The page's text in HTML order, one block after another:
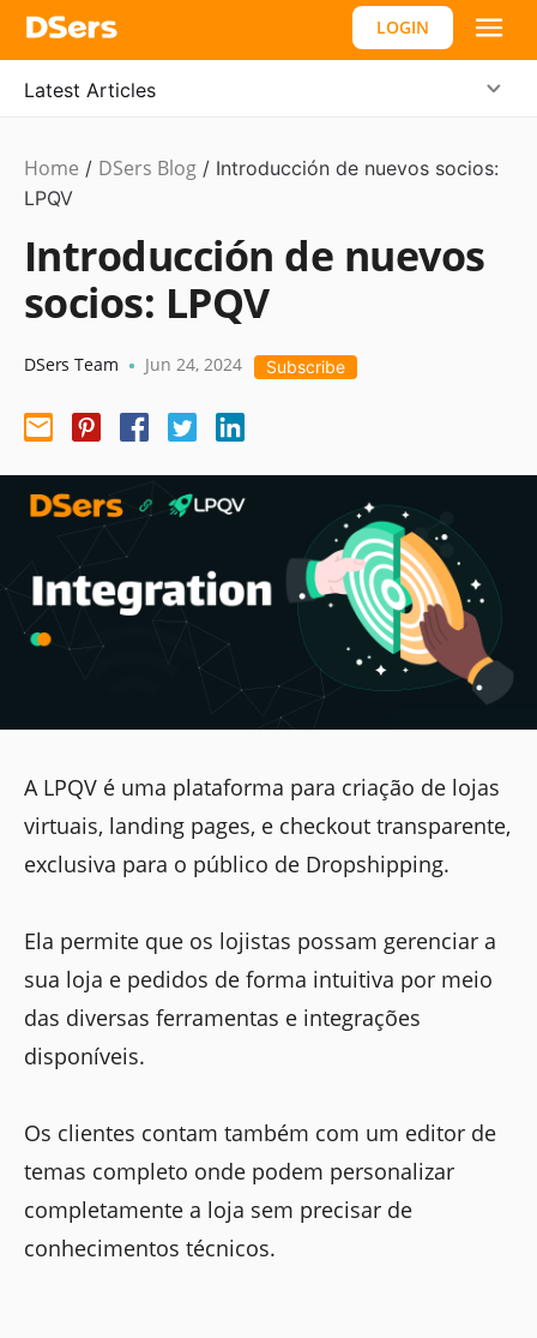
LOGIN
Latest Articles
Product
Updates
Home / DSers Blog / Introducción de nuevos socios:
LPQV
Introducción de nuevos
socios: LPQV
DSers Team • Jun 24, 2024 Subscribe
A LPQV é uma plataforma para criação de lojas
virtuais, landing pages, e checkout transparente,
exclusiva para o público de Dropshipping.
Ela permite que os lojistas possam gerenciar a
sua loja e pedidos de forma intuitiva por meio
das diversas ferramentas e integrações
disponíveis.
Os clientes contam também com um editor de
temas completo onde podem personalizar
completamente a loja sem precisar de
conhecimentos técnicos.